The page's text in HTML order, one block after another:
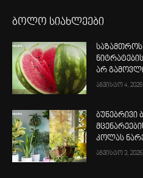
ბოლო სიახლეები
საზამთროს
არ
აგვისტო 4, 2026
ბუნებრივი
კოლას
აგვისტო 3, 2026